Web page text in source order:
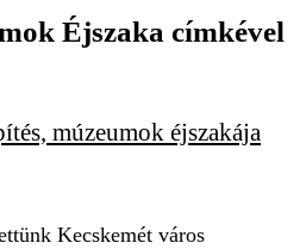
Éjszaka címkével
múzeumok éjszakája
Kecskemét város